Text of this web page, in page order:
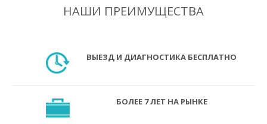
НАШИ ПРЕИМУЩЕСТВА
ВЫЕЗД И ДИАГНОСТИКА БЕСПЛАТНО
БОЛЕЕ 7 ЛЕТ НА РЫНКЕ